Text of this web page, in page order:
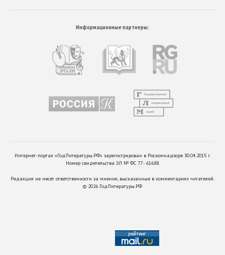
Информационные партнеры:
Интернет-портал «ГодЛитературы.РФ» зарегистрирован в Роскомнадзоре 30.04.2015 г.
Номер свидетельства ЭЛ № ФС 77 - 61688.
Редакция не несет ответственности за мнения, высказанные в комментариях читателей.
© 2026 ГодЛитературы.РФ